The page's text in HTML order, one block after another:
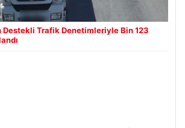
Destekli Trafik Denetimleriyle Bin 123